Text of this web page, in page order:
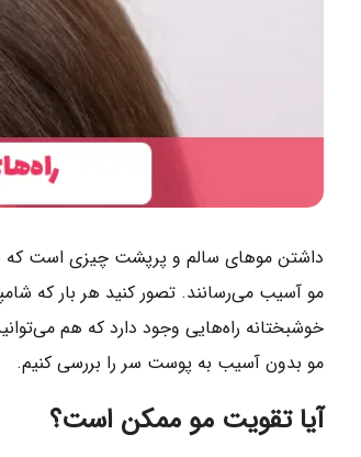
داشتن موهای سالم و پرپشت چیزی است که
مو آسیب می‌رسانند. تصور کنید هر بار که
خوشبختانه راه‌هایی وجود دارد که هم
مو بدون آسیب به پوست سر را بررسی کنیم.
آیا تقویت مو ممکن است؟